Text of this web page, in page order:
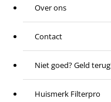
Over ons
Contact
Niet goed? Geld
Huismerk Filterpro